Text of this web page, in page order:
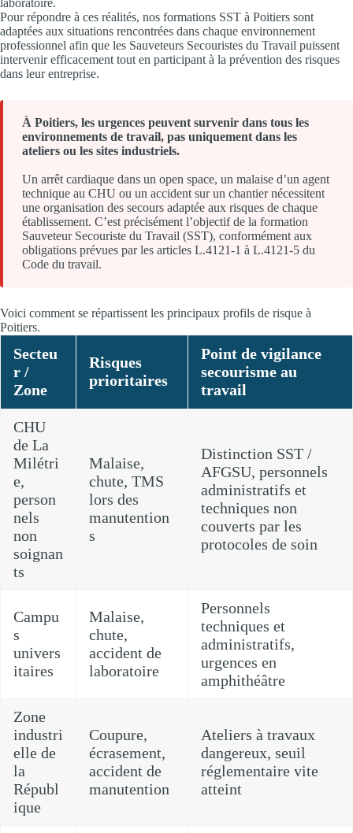
laboratoire.
Pour répondre à ces réalités, nos formations SST à Poitiers sont
adaptées aux situations rencontrées dans chaque environnement
professionnel afin que les Sauveteurs Secouristes du Travail puissent
intervenir efficacement tout en participant à la prévention des risques
dans leur entreprise.
À Poitiers, les urgences peuvent survenir dans tous les
environnements de travail, pas uniquement dans les
ateliers ou les sites industriels.
Un arrêt cardiaque dans un open space, un malaise d’un agent
technique au CHU ou un accident sur un chantier nécessitent
une organisation des secours adaptée aux risques de chaque
établissement. C’est précisément l’objectif de la formation
Sauveteur Secouriste du Travail (SST), conformément aux
obligations prévues par les articles L.4121-1 à L.4121-5 du
Code du travail.
Voici comment se répartissent les principaux profils de risque à
Poitiers.
Secteu
r /
Zone
Risques
prioritaires
Point de vigilance
secourisme au
travail
CHU
de La
Milétri
e,
person
nels
non
soignan
ts
Malaise,
chute, TMS
lors des
manutention
s
Distinction SST /
AFGSU, personnels
administratifs et
techniques non
couverts par les
protocoles de soin
Campu
s
univers
itaires
Malaise,
chute,
accident de
laboratoire
Personnels
techniques et
administratifs,
urgences en
amphithéâtre
Zone
industri
elle de
la
Républ
ique
Coupure,
écrasement,
accident de
manutention
Ateliers à travaux
dangereux, seuil
réglementaire vite
atteint